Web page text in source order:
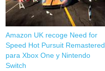
Amazon UK recoge Need for
Speed Hot Pursuit Remastered
para Xbox One y Nintendo
Switch